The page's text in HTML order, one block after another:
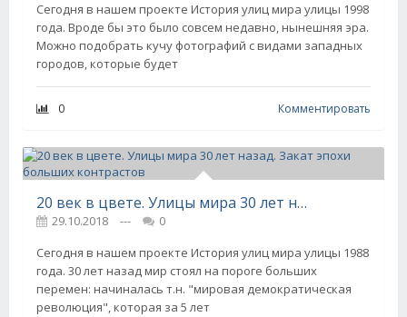
Сегодня в нашем проекте История улиц мира улицы 1998
года. Вроде бы это было совсем недавно, нынешняя эра.
Можно подобрать кучу фотографий с видами западных
городов, которые будет
0 Комментировать
20 век в цвете. Улицы мира 30 лет назад. Закат эпохи больших контрастов
29.10.2018 ---
0
Сегодня в нашем проекте История улиц мира улицы 1988
года. 30 лет назад мир стоял на пороге больших
перемен: начиналась т.н. "мировая демократическая
революция", которая за 5 лет